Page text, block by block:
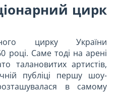
цирк
цирку України
році. Саме тоді на арені
талановитих артистів,
публіці першу шоу-
в самому